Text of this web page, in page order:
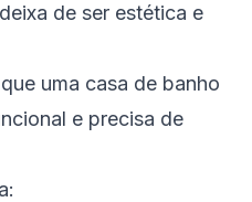
de ser estética e
uma casa de banho
e precisa de